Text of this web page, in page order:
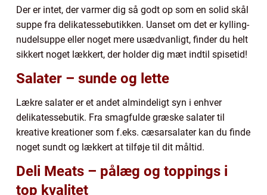
Der er intet, der varmer dig så godt op som en solid skål
suppe fra delikatessebutikken. Uanset om det er kylling-
nudelsuppe eller noget mere usædvanligt, finder du helt
sikkert noget lækkert, der holder dig mæt indtil spisetid!
Salater – sunde og lette
Lækre salater er et andet almindeligt syn i enhver
delikatessebutik. Fra smagfulde græske salater til
kreative kreationer som f.eks. cæsarsalater kan du finde
noget sundt og lækkert at tilføje til dit måltid.
Deli Meats – pålæg og toppings i
top kvalitet